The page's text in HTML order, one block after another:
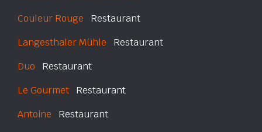
Couleur Rouge Restaurant
Langesthaler Mühle Restaurant
Duo Restaurant
Le Gourmet Restaurant
Antoine Restaurant